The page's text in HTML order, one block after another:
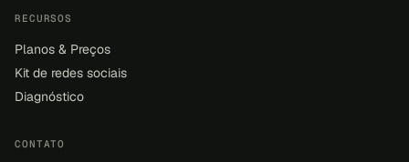
RECURSOS
Planos & Preços
Kit de redes sociais
Diagnóstico
CONTATO